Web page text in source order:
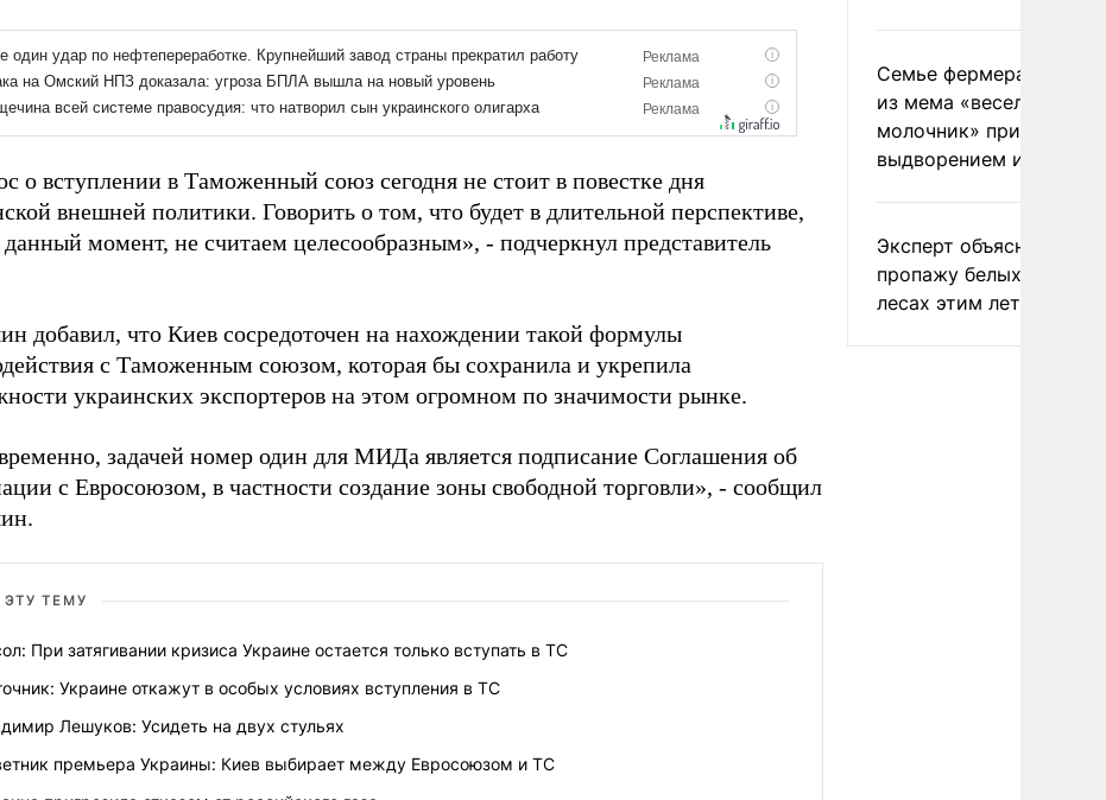
о вступлении в Таможенный союз сегодня не стоит в повестке дня
внешней политики. Говорить о том, что будет в длительной перспективе,
момент, не считаем целесообразным», - подчеркнул представитель
добавил, что Киев сосредоточен на нахождении такой формулы
с Таможенным союзом, которая бы сохранила и укрепила
украинских экспортеров на этом огромном по значимости рынке.
задачей номер один для МИДа является подписание Соглашения об
с Евросоюзом, в частности создание зоны свободной торговли», - сообщил
ЭТУ ТЕМУ
При затягивании кризиса Украине остается только вступать в ТС
Украине откажут в особых условиях вступления в ТС
Лешуков: Усидеть на двух стульях
премьера Украины: Киев выбирает между Евросоюзом и ТС
Семье фермера
из мема «веселый
молочник» пригрозили
выдворением из
Эксперт объяснил
пропажу белых грибов
лесах этим летом